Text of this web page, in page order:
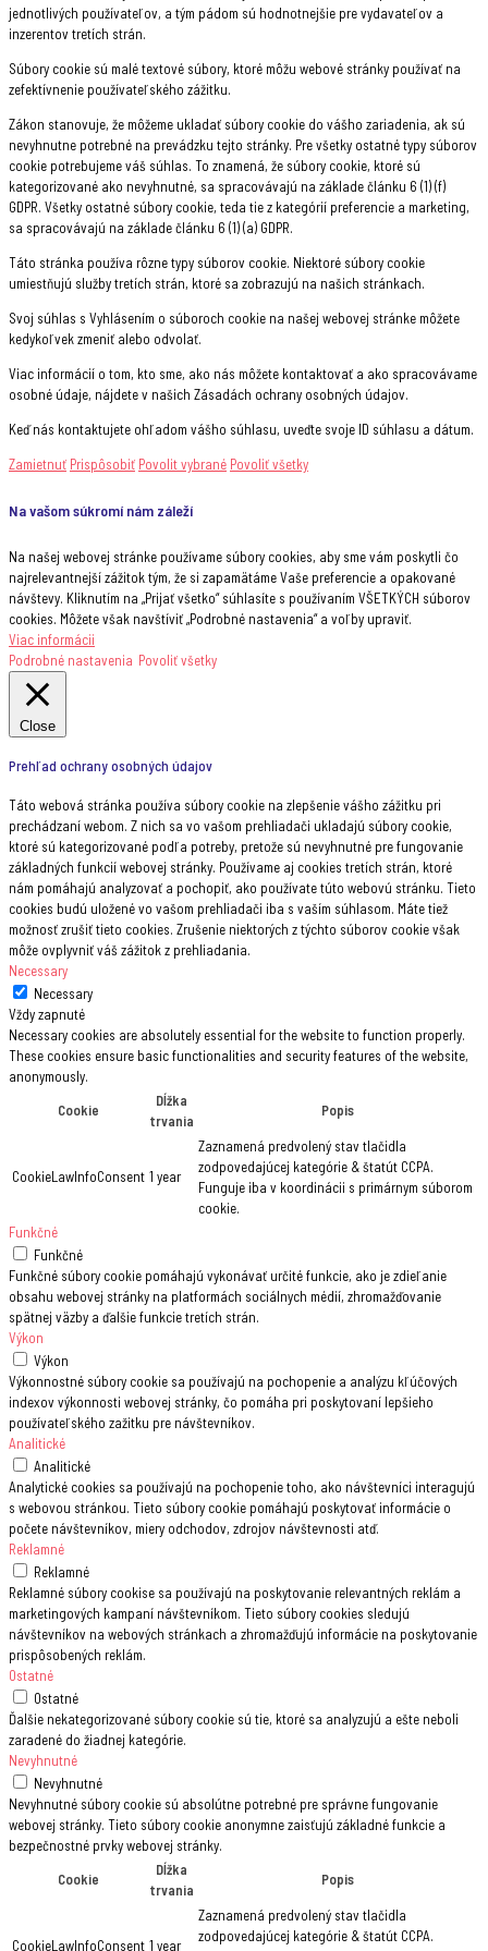
jednotlivých používateľov, a tým pádom sú hodnotnejšie pre vydavateľov a
inzerentov tretích strán.
Súbory cookie sú malé textové súbory, ktoré môžu webové stránky používať na
zefektívnenie používateľského zážitku.
Zákon stanovuje, že môžeme ukladať súbory cookie do vášho zariadenia, ak sú
nevyhnutne potrebné na prevádzku tejto stránky. Pre všetky ostatné typy súborov
cookie potrebujeme váš súhlas. To znamená, že súbory cookie, ktoré sú
kategorizované ako nevyhnutné, sa spracovávajú na základe článku 6 (1) (f)
GDPR. Všetky ostatné súbory cookie, teda tie z kategórií preferencie a marketing,
sa spracovávajú na základe článku 6 (1) (a) GDPR.
Táto stránka používa rôzne typy súborov cookie. Niektoré súbory cookie
umiestňujú služby tretích strán, ktoré sa zobrazujú na našich stránkach.
Svoj súhlas s Vyhlásením o súboroch cookie na našej webovej stránke môžete
kedykoľvek zmeniť alebo odvolať.
Viac informácií o tom, kto sme, ako nás môžete kontaktovať a ako spracovávame
osobné údaje, nájdete v našich Zásadách ochrany osobných údajov.
Keď nás kontaktujete ohľadom vášho súhlasu, uveďte svoje ID súhlasu a dátum.
Zamietnuť Prispôsobiť Povolit vybrané Povoliť všetky
Na vašom súkromí nám záleží
Na našej webovej stránke používame súbory cookies, aby sme vám poskytli čo
najrelevantnejší zážitok tým, že si zapamätáme Vaše preferencie a opakované
návštevy. Kliknutím na „Prijať všetko“ súhlasíte s používaním VŠETKÝCH súborov
cookies. Môžete však navštíviť „Podrobné nastavenia“ a voľby upraviť.
Viac informácii
Podrobné nastavenia Povoliť všetky
Close
Prehľad ochrany osobných údajov
Táto webová stránka používa súbory cookie na zlepšenie vášho zážitku pri
prechádzaní webom. Z nich sa vo vašom prehliadači ukladajú súbory cookie,
ktoré sú kategorizované podľa potreby, pretože sú nevyhnutné pre fungovanie
základných funkcií webovej stránky. Používame aj cookies tretích strán, ktoré
nám pomáhajú analyzovať a pochopiť, ako používate túto webovú stránku. Tieto
cookies budú uložené vo vašom prehliadači iba s vaším súhlasom. Máte tiež
možnosť zrušiť tieto cookies. Zrušenie niektorých z týchto súborov cookie však
môže ovplyvniť váš zážitok z prehliadania.
Necessary
Necessary
Vždy zapnuté
Necessary cookies are absolutely essential for the website to function properly.
These cookies ensure basic functionalities and security features of the website,
anonymously.
Cookie
Dĺžka
trvania
Popis
CookieLawInfoConsent 1 year
Zaznamená predvolený stav tlačidla
zodpovedajúcej kategórie & štatút CCPA.
Funguje iba v koordinácii s primárnym súborom
cookie.
Funkčné
Funkčné
Funkčné súbory cookie pomáhajú vykonávať určité funkcie, ako je zdieľanie
obsahu webovej stránky na platformách sociálnych médií, zhromažďovanie
spätnej väzby a ďalšie funkcie tretích strán.
Výkon
Výkon
Výkonnostné súbory cookie sa používajú na pochopenie a analýzu kľúčových
indexov výkonnosti webovej stránky, čo pomáha pri poskytovaní lepšieho
používateľského zažitku pre návštevníkov.
Analitické
Analitické
Analytické cookies sa používajú na pochopenie toho, ako návštevníci interagujú
s webovou stránkou. Tieto súbory cookie pomáhajú poskytovať informácie o
počete návštevníkov, miery odchodov, zdrojov návštevnosti atď.
Reklamné
Reklamné
Reklamné súbory cookise sa používajú na poskytovanie relevantných reklám a
marketingových kampaní návštevníkom. Tieto súbory cookies sledujú
návštevníkov na webových stránkach a zhromažďujú informácie na poskytovanie
prispôsobených reklám.
Ostatné
Ostatné
Ďalšie nekategorizované súbory cookie sú tie, ktoré sa analyzujú a ešte neboli
zaradené do žiadnej kategórie.
Nevyhnutné
Nevyhnutné
Nevyhnutné súbory cookie sú absolútne potrebné pre správne fungovanie
webovej stránky. Tieto súbory cookie anonymne zaisťujú základné funkcie a
bezpečnostné prvky webovej stránky.
Cookie
Dĺžka
trvania
Popis
CookieLawInfoConsent 1 year
Zaznamená predvolený stav tlačidla
zodpovedajúcej kategórie & štatút CCPA.